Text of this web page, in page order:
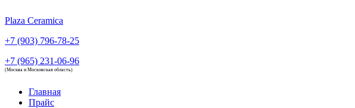
Plaza Ceramica
+7 (903) 796-78-25
+7 (965) 231-06-96
(Москва и Московская область)
Главная
Прайс